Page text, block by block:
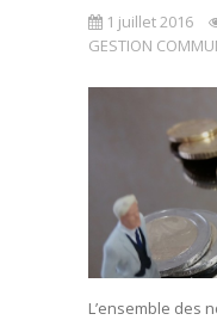
1 juillet 2016
GESTION
L’ensemble des